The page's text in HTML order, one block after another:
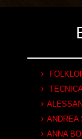
ANDREA
ANNA